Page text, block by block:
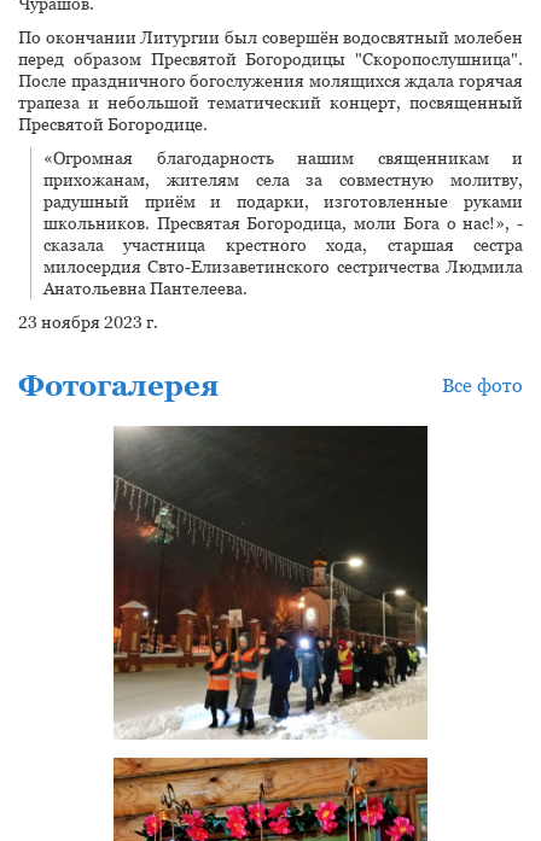
По окончании Литургии был совершён водосвятный молебен
перед образом Пресвятой Богородицы "Скоропослушница".
После праздничного богослужения молящихся ждала горячая
трапеза и небольшой тематический концерт, посвященный
Пресвятой Богородице.
«Огромная благодарность нашим священникам и
прихожанам, жителям села за совместную молитву,
радушный приём и подарки, изготовленные руками
школьников. Пресвятая Богородица, моли Бога о нас!», -
сказала участница крестного хода, старшая сестра
милосердия Свто-Елизаветинского сестричества Людмила
Анатольевна Пантелеева.
23 ноября 2023 г.
Фотогалерея Все фото